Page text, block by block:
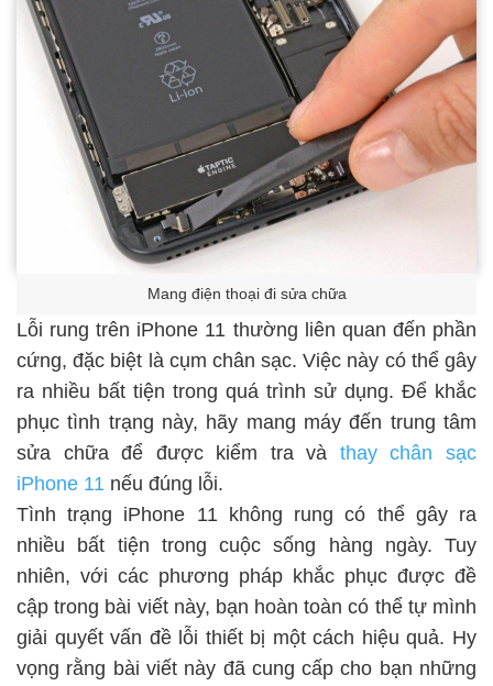
Mang điện thoại đi sửa chữa
Lỗi rung trên iPhone 11 thường liên quan đến phần
cứng, đặc biệt là cụm chân sạc. Việc này có thể gây
ra nhiều bất tiện trong quá trình sử dụng. Để khắc
phục tình trạng này, hãy mang máy đến trung tâm
sửa chữa để được kiểm tra và thay chân sạc
iPhone 11 nếu đúng lỗi.
Tình trạng iPhone 11 không rung có thể gây ra
nhiều bất tiện trong cuộc sống hàng ngày. Tuy
nhiên, với các phương pháp khắc phục được đề
cập trong bài viết này, bạn hoàn toàn có thể tự mình
giải quyết vấn đề lỗi thiết bị một cách hiệu quả. Hy
vọng rằng bài viết này đã cung cấp cho bạn những